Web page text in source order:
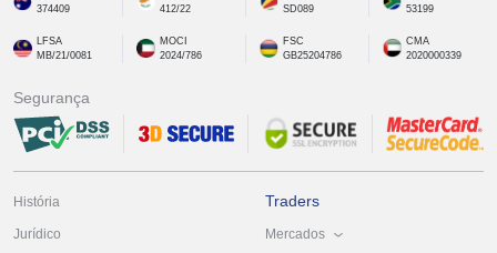
374409
412/22
SD089
53199
LFSA
MB/21/0081
MOCI
2024/786
FSC
GB25204786
CMA
2020000339
Segurança
História
Jurídico
Traders
Mercados